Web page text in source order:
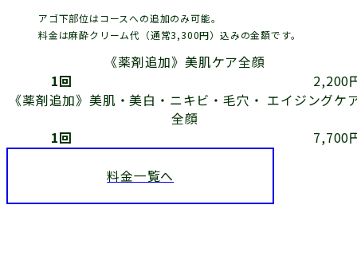
アゴ下部位はコースへの追加のみ可能。
料金は麻酔クリーム代（通常3,300円）込みの金額です。
《薬剤追加》美肌ケア全顔
1回
2,200
《薬剤追加》美肌・美白・ニキビ・毛穴・ エイジングケ
全顔
1回
7,700
料金一覧へ